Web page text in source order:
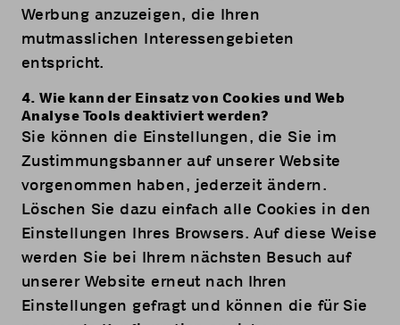
Werbung anzuzeigen, die Ihren
mutmasslichen Interessengebieten
entspricht.
4. Wie kann der Einsatz von Cookies und Web
Analyse Tools deaktiviert werden?
Sie können die Einstellungen, die Sie im
Zustimmungsbanner auf unserer Website
vorgenommen haben, jederzeit ändern.
Löschen Sie dazu einfach alle Cookies in den
Einstellungen Ihres Browsers. Auf diese Weise
werden Sie bei Ihrem nächsten Besuch auf
unserer Website erneut nach Ihren
Einstellungen gefragt und können die für Sie